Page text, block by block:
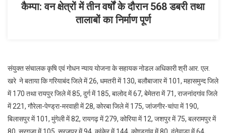
15.93
कैम्पा: वन क्षेत्रों में तीन वर्षों के दौरान 568 डबरी तथा
तालाबों का निर्माण पूर्ण
संयुक्त संचालक कृषि एवं गोधन न्याय योजना के सहायक नोडल अधिकारी श्री आर. एल.
खरे ने बताया कि गरियाबंद जिले में 26, धमतरी में 130, बलौबाजार में 101, महासमुन्द जिले
में 170 तथा रायपुर जिले में 85, दुर्ग में 185, बालोद में 67, बेमेतरा में 71, राजनांदगांव जिले
में 221, गौरेला-पेण्ड्रा-मरवाही में 28, कोरबा जिले में 175, जांजगीर-चांपा में 190,
बिलासपुर में 101, मुंगेली में 82, रायगढ़ में 279, कोरिया में 12, जशपुर में 75, बलरामपुर में